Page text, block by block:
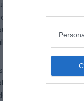
eaux cristallines.
la beauté
êtes à la
vous !
tout : en plus de ses
les criques et
faune marine,